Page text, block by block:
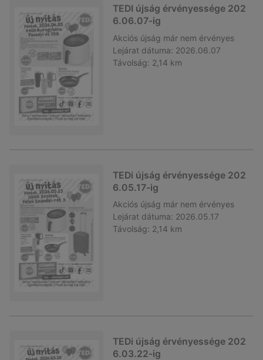
TEDI újság érvényessége 202
6.06.07-ig
Akciós újság már nem érvényes
Lejárat dátuma: 2026.06.07
Távolság: 2,14 km
TEDi újság érvényessége 202
6.05.17-ig
Akciós újság már nem érvényes
Lejárat dátuma: 2026.05.17
Távolság: 2,14 km
TEDi újság érvényessége 202
6.03.22-ig